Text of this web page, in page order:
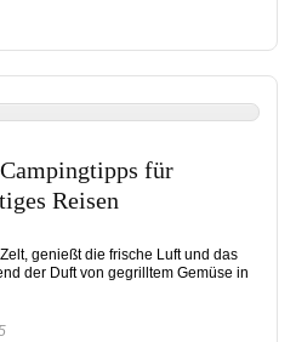
für
Reisen
genießt die frische Luft und das
der Duft von gegrilltem Gemüse in